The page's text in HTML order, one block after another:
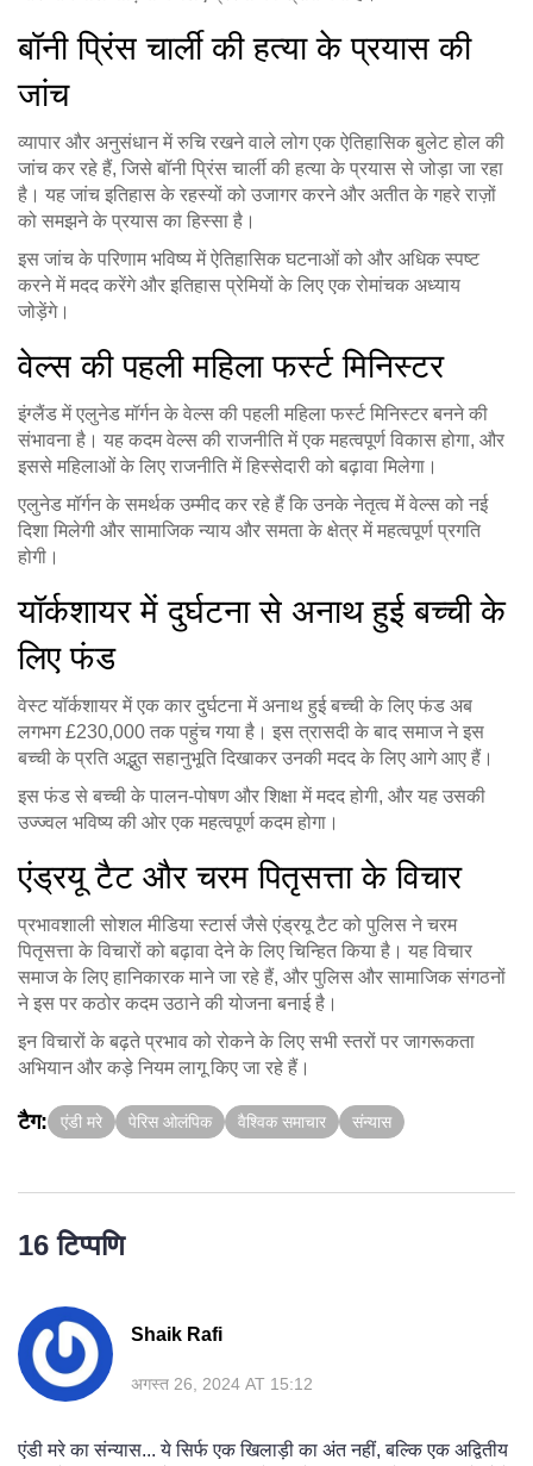
बॉनी प्रिंस चार्ली की हत्या के प्रयास की
जांच
व्यापार और अनुसंधान में रुचि रखने वाले लोग एक ऐतिहासिक बुलेट होल की
जांच कर रहे हैं, जिसे बॉनी प्रिंस चार्ली की हत्या के प्रयास से जोड़ा जा रहा
है। यह जांच इतिहास के रहस्यों को उजागर करने और अतीत के गहरे राज़ों
को समझने के प्रयास का हिस्सा है।
इस जांच के परिणाम भविष्य में ऐतिहासिक घटनाओं को और अधिक स्पष्ट
करने में मदद करेंगे और इतिहास प्रेमियों के लिए एक रोमांचक अध्याय
जोड़ेंगे।
वेल्स की पहली महिला फर्स्ट मिनिस्टर
इंग्लैंड में एलुनेड मॉर्गन के वेल्स की पहली महिला फर्स्ट मिनिस्टर बनने की
संभावना है। यह कदम वेल्स की राजनीति में एक महत्वपूर्ण विकास होगा, और
इससे महिलाओं के लिए राजनीति में हिस्सेदारी को बढ़ावा मिलेगा।
एलुनेड मॉर्गन के समर्थक उम्मीद कर रहे हैं कि उनके नेतृत्व में वेल्स को नई
दिशा मिलेगी और सामाजिक न्याय और समता के क्षेत्र में महत्वपूर्ण प्रगति
होगी।
यॉर्कशायर में दुर्घटना से अनाथ हुई बच्ची के
लिए फंड
वेस्ट यॉर्कशायर में एक कार दुर्घटना में अनाथ हुई बच्ची के लिए फंड अब
लगभग £230,000 तक पहुंच गया है। इस त्रासदी के बाद समाज ने इस
बच्ची के प्रति अद्भुत सहानुभूति दिखाकर उनकी मदद के लिए आगे आए हैं।
इस फंड से बच्ची के पालन-पोषण और शिक्षा में मदद होगी, और यह उसकी
उज्ज्वल भविष्य की ओर एक महत्वपूर्ण कदम होगा।
एंड्रयू टैट और चरम पितृसत्ता के विचार
प्रभावशाली सोशल मीडिया स्टार्स जैसे एंड्रयू टैट को पुलिस ने चरम
पितृसत्ता के विचारों को बढ़ावा देने के लिए चिन्हित किया है। यह विचार
समाज के लिए हानिकारक माने जा रहे हैं, और पुलिस और सामाजिक संगठनों
ने इस पर कठोर कदम उठाने की योजना बनाई है।
इन विचारों के बढ़ते प्रभाव को रोकने के लिए सभी स्तरों पर जागरूकता
अभियान और कड़े नियम लागू किए जा रहे हैं।
टैग: एंडी मरे पेरिस ओलंपिक वैश्विक समाचार संन्यास
16 टिप्पणि
Shaik Rafi
अगस्त 26, 2024 AT 15:12
एंडी मरे का संन्यास... ये सिर्फ एक खिलाड़ी का अंत नहीं, बल्कि एक अद्वितीय